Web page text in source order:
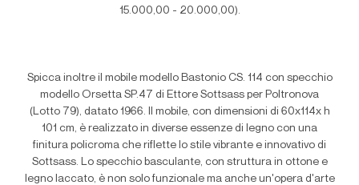
15.000,00 - 20.000,00).
Spicca inoltre il mobile modello Bastonio CS. 114 con specchio
modello Orsetta SP.47 di Ettore Sottsass per Poltronova
(Lotto 79), datato 1966. Il mobile, con dimensioni di 60x114x h
101 cm, è realizzato in diverse essenze di legno con una
finitura policroma che riflette lo stile vibrante e innovativo di
Sottsass. Lo specchio basculante, con struttura in ottone e
legno laccato, è non solo funzionale ma anche un'opera d'arte